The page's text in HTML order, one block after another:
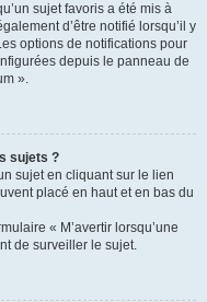
sujet favoris a été mis à
d’être notifié lorsqu’il y
options de notifications pour
depuis le panneau de
».
sujets ?
sujet en cliquant sur le lien
placé en haut et en bas du
« M’avertir lorsqu’une
de surveiller le sujet.